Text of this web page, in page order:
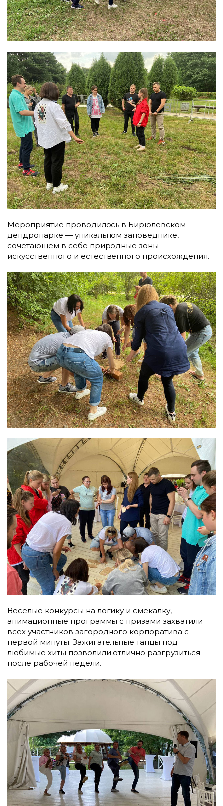
Мероприятие проводилось в Бирюлевском
дендропарке — уникальном заповеднике,
сочетающем в себе природные зоны
искусственного и естественного происхождения.
Веселые конкурсы на логику и смекалку,
анимационные программы с призами захватили
всех участников загородного корпоратива с
первой минуты. Зажигательные танцы под
любимые хиты позволили отлично разгрузиться
после рабочей недели.